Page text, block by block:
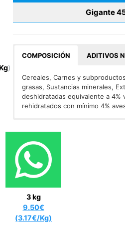
)
Gigante
COMPOSICIÓN ADITIVOS
Cereales, Carnes y
grasas, Sustancias minerales,
deshidratadas equivalente a 4%
rehidratados con mínimo 4%
ferroso monohidratado: (Fe:
(Cu: 8,3); Sulfato manganoso
Selenito de sodio: (Se: 0,18).
añadidos.
3 kg
9.50€
(3.17€/Kg)